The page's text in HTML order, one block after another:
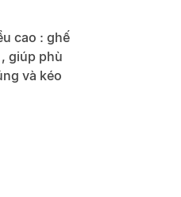
cao : ghế
giúp phù
và kéo